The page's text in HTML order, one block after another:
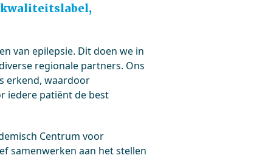
van epilepsie. Dit doen we in
regionale partners. Ons
erkend, waardoor
iedere patiënt de best
Centrum voor
samenwerken aan het stellen